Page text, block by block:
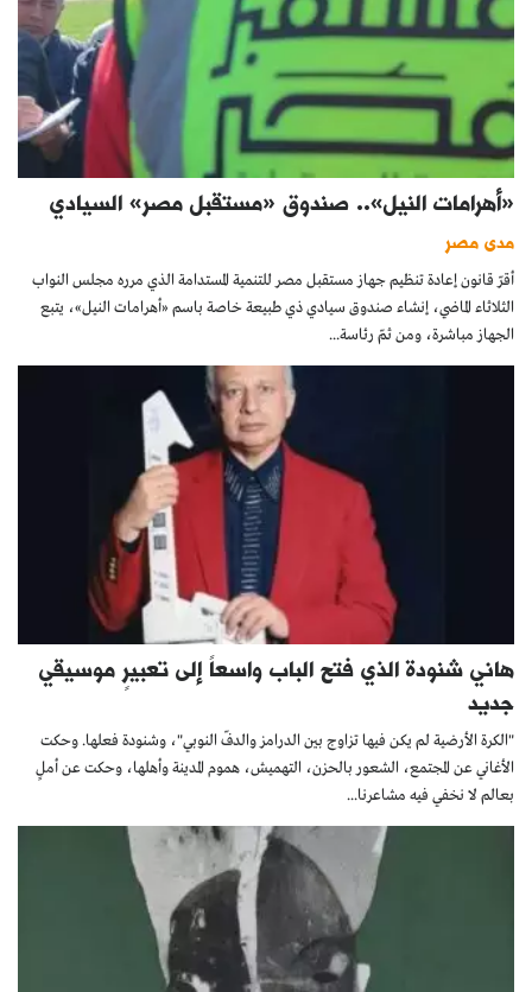
«أهرامات النيل».. صندوق «مستقبل مصر» السيادي
مدى مصر
أقرّ قانون إعادة تنظيم جهاز مستقبل مصر للتنمية المستدامة الذي مرره مجلس النواب
الثلاثاء الماضي، إنشاء صندوق سيادي ذي طبيعة خاصة باسم «أهرامات النيل»، يتبع
الجهاز مباشرة، ومن ثمّ رئاسة...
هاني شنودة الذي فتح الباب واسعاً إلى تعبيرٍ موسيقي
جديد
"الكرة الأرضية لم يكن فيها تزاوج بين الدرامز والدفّ النوبي"، وشنودة فعلها. وحكت
الأغاني عن المجتمع، الشعور بالحزن، التهميش، هموم المدينة وأهلها، وحكت عن أملٍ
بعالم لا نخفي فيه مشاعرنا...